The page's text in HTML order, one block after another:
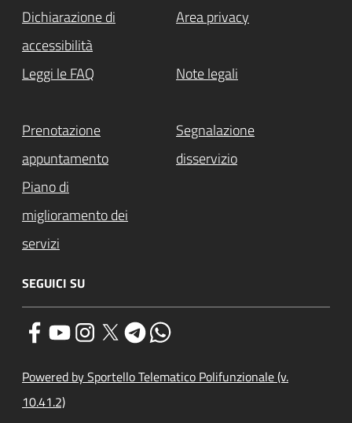
Dichiarazione di
accessibilità
Area privacy
Leggi le FAQ Note legali
Prenotazione
appuntamento
Segnalazione
disservizio
Piano di
miglioramento dei
servizi
SEGUICI SU
Powered by Sportello Telematico Polifunzionale (v.
10.41.2)